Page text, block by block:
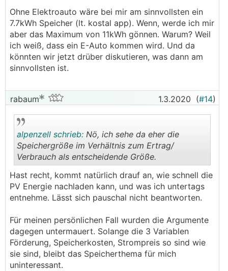
Ohne Elektroauto wäre bei mir am sinnvollsten ein
7.7kWh Speicher (lt. kostal app). Wenn, werde ich mir
aber das Maximum von 11kWh gönnen. Warum? Weil
ich weiß, dass ein E-Auto kommen wird. Und da
könnten wir jetzt drüber diskutieren, was dann am
sinnvollsten ist.
rabaum 1.3.2020 (#14)
..
alpenzell schrieb: Nö, ich sehe da eher die
Speichergröße im Verhältnis zum Ertrag/
Verbrauch als entscheidende Größe.
Hast recht, kommt natürlich drauf an, wie schnell die
PV Energie nachladen kann, und was ich untertags
entnehme. Lässt sich pauschal nicht beantworten.
Für meinen persönlichen Fall wurden die Argumente
dagegen untermauert. Solange die 3 Variablen
Förderung, Speicherkosten, Strompreis so sind wie
sie sind, bleibt das Speicherthema für mich
uninteressant.